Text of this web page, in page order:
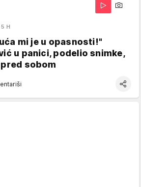
5 H
mi je u opasnosti!"
u panici, podelio snimke,
sobom